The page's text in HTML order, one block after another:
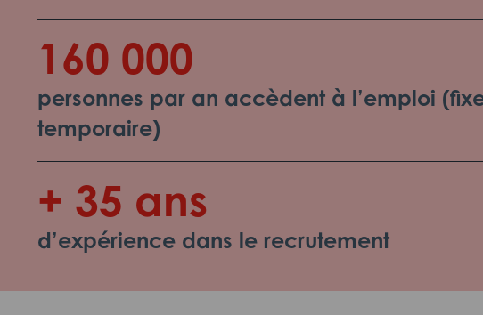
160 000
personnes par an accèdent à l’emploi
temporaire)
+ 35 ans
d’expérience dans le recrutement